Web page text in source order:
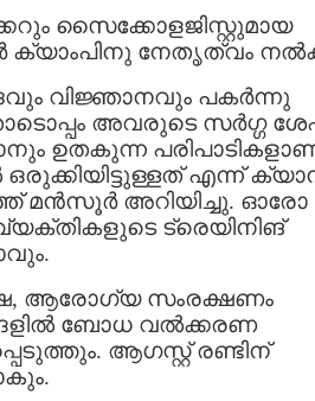
സൈക്കോളജിസ്റ്റുമായ
നേതൃത്വം
വിജ്ഞാനവും പകർന്നു
അവരുടെ സർഗ്ഗ
ഉതകുന്ന
എന്ന്
മൻസൂർ അറിയിച്ചു. ഓരോ
ട്രെയിനിങ്
ആരോഗ്യ സംരക്ഷണം
ബോധ വൽക്കരണ
ആഗസ്റ്റ് രണ്ടിന്